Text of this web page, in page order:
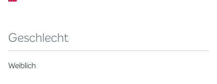
Geschlecht
Weiblich